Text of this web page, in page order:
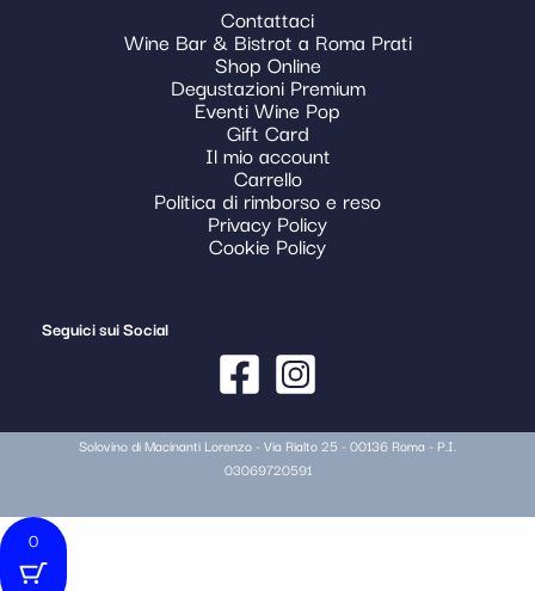
Contattaci
Wine Bar & Bistrot a Roma Prati
Shop Online
Degustazioni Premium
Eventi Wine Pop
Gift Card
Il mio account
Carrello
Politica di rimborso e reso
Privacy Policy
Cookie Policy
Seguici sui Social
Solovino di Macinanti Lorenzo - Via Rialto 25 - 00136 Roma - P.I.
03069720591
0